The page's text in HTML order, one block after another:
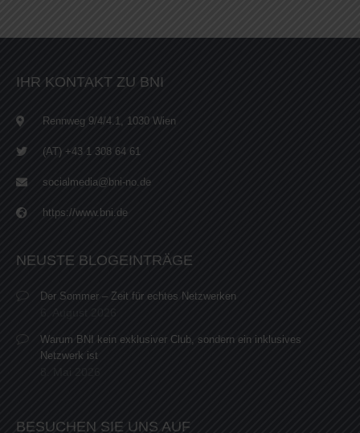
IHR KONTAKT ZU BNI
Rennweg 9/4/4.1, 1030 Wien
(AT) +43 1 308 64 61
socialmedia@bni-no.de
https://www.bni.de
NEUSTE BLOGEINTRÄGE
Der Sommer – Zeit für echtes Netzwerken
Warum BNI kein exklusiver Club, sondern ein inklusives
Netzwerk ist
BESUCHEN SIE UNS AUF